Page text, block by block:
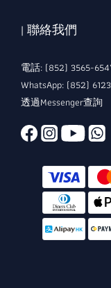
| 聯絡我們
電話: (852) 3565-
WhatsApp: (852)
透過Messenger查詢